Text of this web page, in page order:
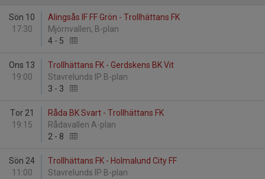
Sön 10
17:30
Alingsås IF FF Grön - Trollhättans FK
Mjörnvallen, B-plan
4 - 5
Ons 13
19:00
Trollhättans FK - Gerdskens BK Vit
Stavrelunds IP B-plan
3 - 3
Tor 21
19:15
Råda BK Svart - Trollhättans FK
Rådavallen A-plan
2 - 8
Sön 24
11:00
Trollhättans FK - Holmalund City FF
Stavrelunds IP B-plan